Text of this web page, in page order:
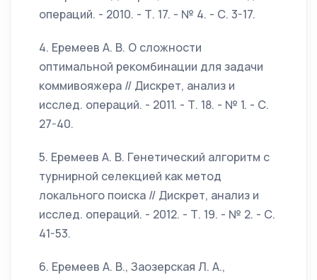
операций. - 2010. - Т. 17. - № 4. - С. 3-17.
4. Еремеев А. В. О сложности
оптимальной рекомбинации для задачи
коммивояжера // Дискрет, анализ и
исслед. операций. - 2011. - Т. 18. - № 1. - С.
27-40.
5. Еремеев А. В. Генетический алгоритм с
турнирной селекцией как метод
локального поиска // Дискрет, анализ и
исслед. операций. - 2012. - Т. 19. - № 2. - С.
41-53.
6. Еремеев А. В., Заозерская Л. А.,